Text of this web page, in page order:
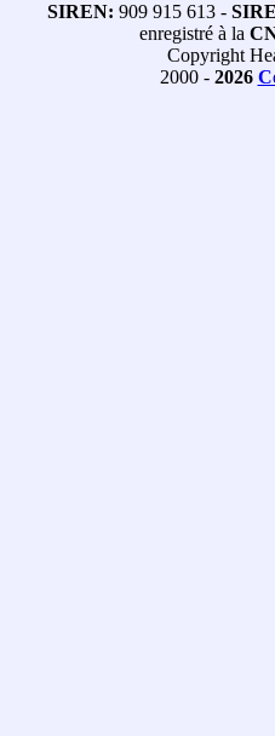
SIREN: 909 915 613 -
enregistré à la
Copyright
2000 - 2026